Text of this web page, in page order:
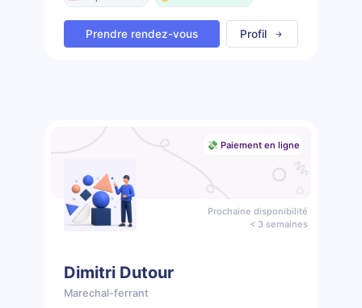
Prendre rendez-vous Profil
💸 Paiement en ligne
Prochaine disponibilité
< 3 semaines
Dimitri Dutour
Marechal-ferrant